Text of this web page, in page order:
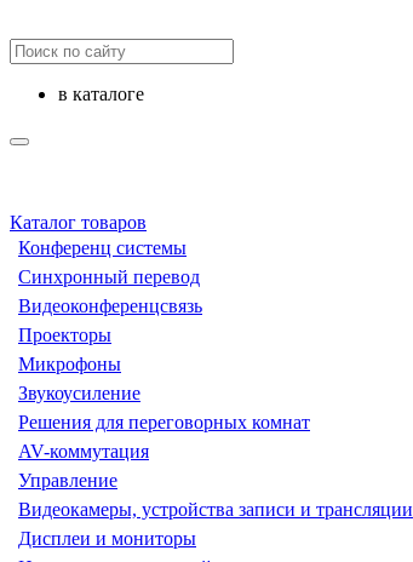
в каталоге
Каталог товаров
Конференц системы
Синхронный перевод
Видеоконференцсвязь
Проекторы
Микрофоны
Звукоусиление
Решения для переговорных комнат
AV-коммутация
Управление
Видеокамеры, устройства записи и трансляции
Дисплеи и мониторы